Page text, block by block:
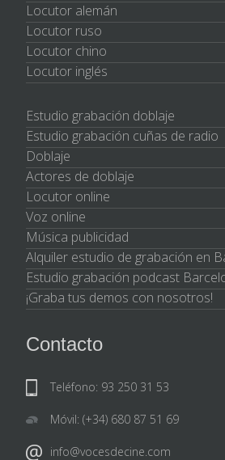
Locutor alemán
Locutor ruso
Locutor chino
Locutor inglés
Estudio grabación doblaje
Estudio grabación cuñas de radio
Doblaje
Actores de doblaje
Locutor online
Voz online
Música publicidad
Alquiler estudio de grabación en
Estudio grabación podcast
¡Graba tus demos con nosotros!
Contacto
Teléfono: 93 250 31 53
Móvil: (+34) 680 87 51 69
info@vocesdecine.com